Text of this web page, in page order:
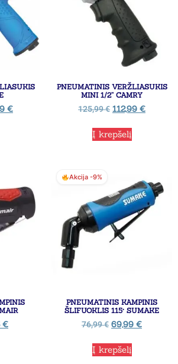
€
PNEUMATINIS VERŽLIASUKIS
MINI 1/2” CAMRY
125,99€ 112,99 €
Į krepšelį
€
Akcija -9%
PNEUMATINIS KAMPINIS
ŠLIFUOKLIS 115° SUMAKE
76,99€ 69,99 €
Į krepšelį